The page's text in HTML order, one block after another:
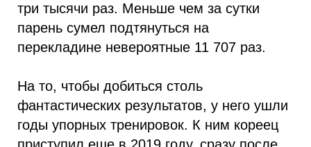
три тысячи раз. Меньше чем за сутки
парень сумел подтянуться на
перекладине невероятные 11 707 раз.
На то, чтобы добиться столь
фантастических результатов, у него ушли
годы упорных тренировок. К ним кореец